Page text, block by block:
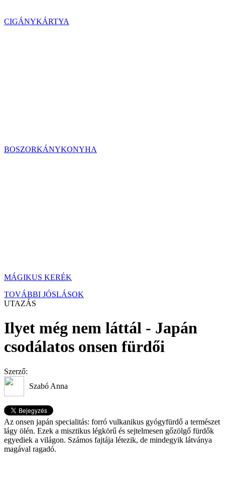
CIGÁNYKÁRTYA
BOSZORKÁNYKONYHA
MÁGIKUS KERÉK
TOVÁBBI JÓSLÁSOK
UTAZÁS
Ilyet még nem láttál - Japán
csodálatos onsen fürdői
Szerző:
Szabó Anna
Az onsen japán specialitás: forró vulkanikus gyógyfürdő a természet
lágy ölén. Ezek a misztikus légkörű és sejtelmesen gőzölgő fürdők
egyediek a világon. Számos fajtája létezik, de mindegyik látványa
magával ragadó.